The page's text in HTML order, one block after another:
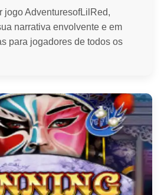
jogo AdventuresofLilRed,
narrativa envolvente e em
para jogadores de todos os